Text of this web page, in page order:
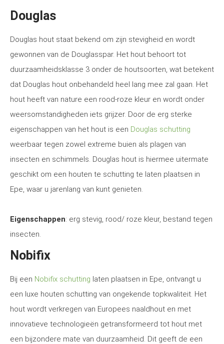
Douglas
Douglas hout staat bekend om zijn stevigheid en wordt
gewonnen van de Douglasspar. Het hout behoort tot
duurzaamheidsklasse 3 onder de houtsoorten, wat betekent
dat Douglas hout onbehandeld heel lang mee zal gaan. Het
hout heeft van nature een rood-roze kleur en wordt onder
weersomstandigheden iets grijzer. Door de erg sterke
eigenschappen van het hout is een Douglas schutting
weerbaar tegen zowel extreme buien als plagen van
insecten en schimmels. Douglas hout is hiermee uitermate
geschikt om een houten te schutting te laten plaatsen in
Epe, waar u jarenlang van kunt genieten.
Eigenschappen: erg stevig, rood/ roze kleur, bestand tegen
insecten.
Nobifix
Bij een Nobifix schutting laten plaatsen in Epe, ontvangt u
een luxe houten schutting van ongekende topkwaliteit. Het
hout wordt verkregen van Europees naaldhout en met
innovatieve technologieën getransformeerd tot hout met
een bijzondere mate van duurzaamheid. Dit geeft de een